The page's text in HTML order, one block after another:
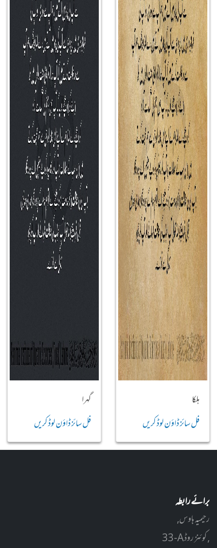
ہلکا
فل سائز ڈاؤن لوڈ کریں
گہرا
فل سائز ڈاؤن لوڈ کریں
برائے رابطہ
رحیمیہ ہاوس,
33-A کوئنز روڈ ,